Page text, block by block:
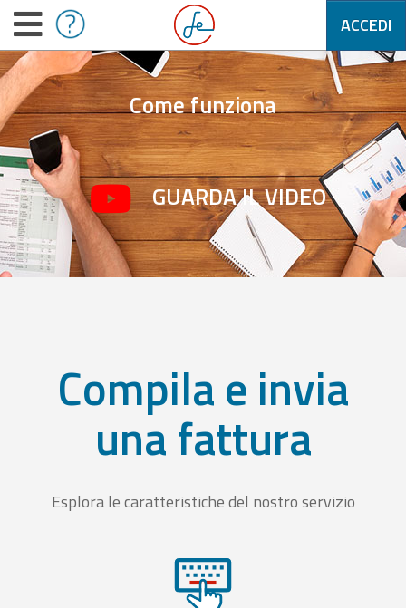
ACCEDI
Come funziona
GUARDA IL VIDEO
Compila e invia
una fattura
Esplora le caratteristiche del nostro servizio